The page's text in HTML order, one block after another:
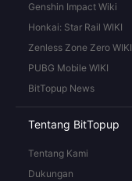
Genshin Impact Wiki
Honkai: Star Rail WIKI
Zenless Zone Zero WIKI
PUBG Mobile WIKI
BitTopup News
Tentang BitTopup
Tentang Kami
Dukungan